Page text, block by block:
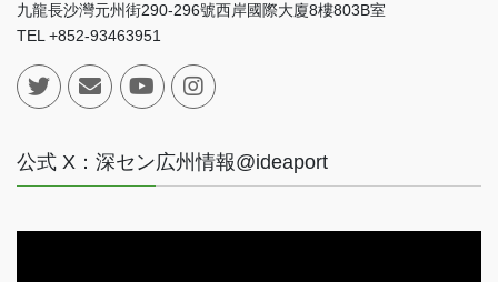
九龍長沙灣元州街290-296號西岸國際大廈8樓803B室
TEL +852-93463951
公式 X：深セン広州情報@ideaport